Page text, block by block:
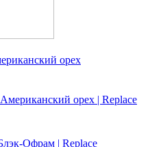
орех